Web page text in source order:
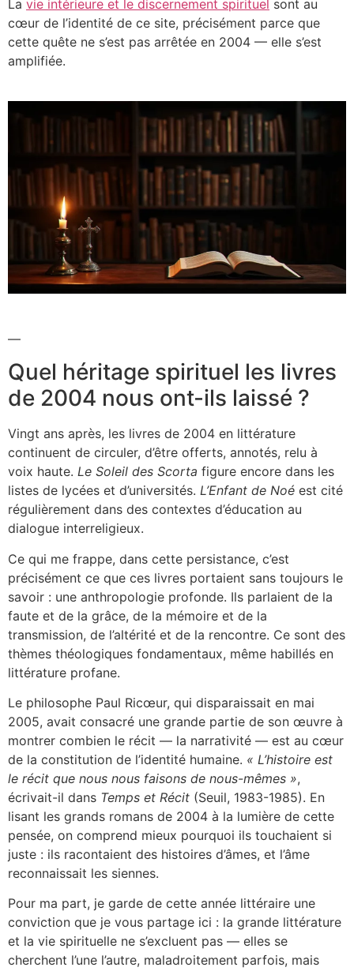
La vie intérieure et le discernement spirituel sont au
cœur de l’identité de ce site, précisément parce que
cette quête ne s’est pas arrêtée en 2004 — elle s’est
amplifiée.
—
Quel héritage spirituel les livres
de 2004 nous ont-ils laissé ?
Vingt ans après, les livres de 2004 en littérature
continuent de circuler, d’être offerts, annotés, relu à
voix haute. Le Soleil des Scorta figure encore dans les
listes de lycées et d’universités. L’Enfant de Noé est cité
régulièrement dans des contextes d’éducation au
dialogue interreligieux.
Ce qui me frappe, dans cette persistance, c’est
précisément ce que ces livres portaient sans toujours le
savoir : une anthropologie profonde. Ils parlaient de la
faute et de la grâce, de la mémoire et de la
transmission, de l’altérité et de la rencontre. Ce sont des
thèmes théologiques fondamentaux, même habillés en
littérature profane.
Le philosophe Paul Ricœur, qui disparaissait en mai
2005, avait consacré une grande partie de son œuvre à
montrer combien le récit — la narrativité — est au cœur
de la constitution de l’identité humaine. « L’histoire est
le récit que nous nous faisons de nous-mêmes »,
écrivait-il dans Temps et Récit (Seuil, 1983-1985). En
lisant les grands romans de 2004 à la lumière de cette
pensée, on comprend mieux pourquoi ils touchaient si
juste : ils racontaient des histoires d’âmes, et l’âme
reconnaissait les siennes.
Pour ma part, je garde de cette année littéraire une
conviction que je vous partage ici : la grande littérature
et la vie spirituelle ne s’excluent pas — elles se
cherchent l’une l’autre, maladroitement parfois, mais